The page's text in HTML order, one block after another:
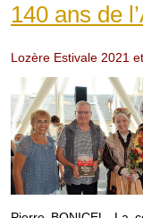
140 ans de
Lozère Estivale 2021